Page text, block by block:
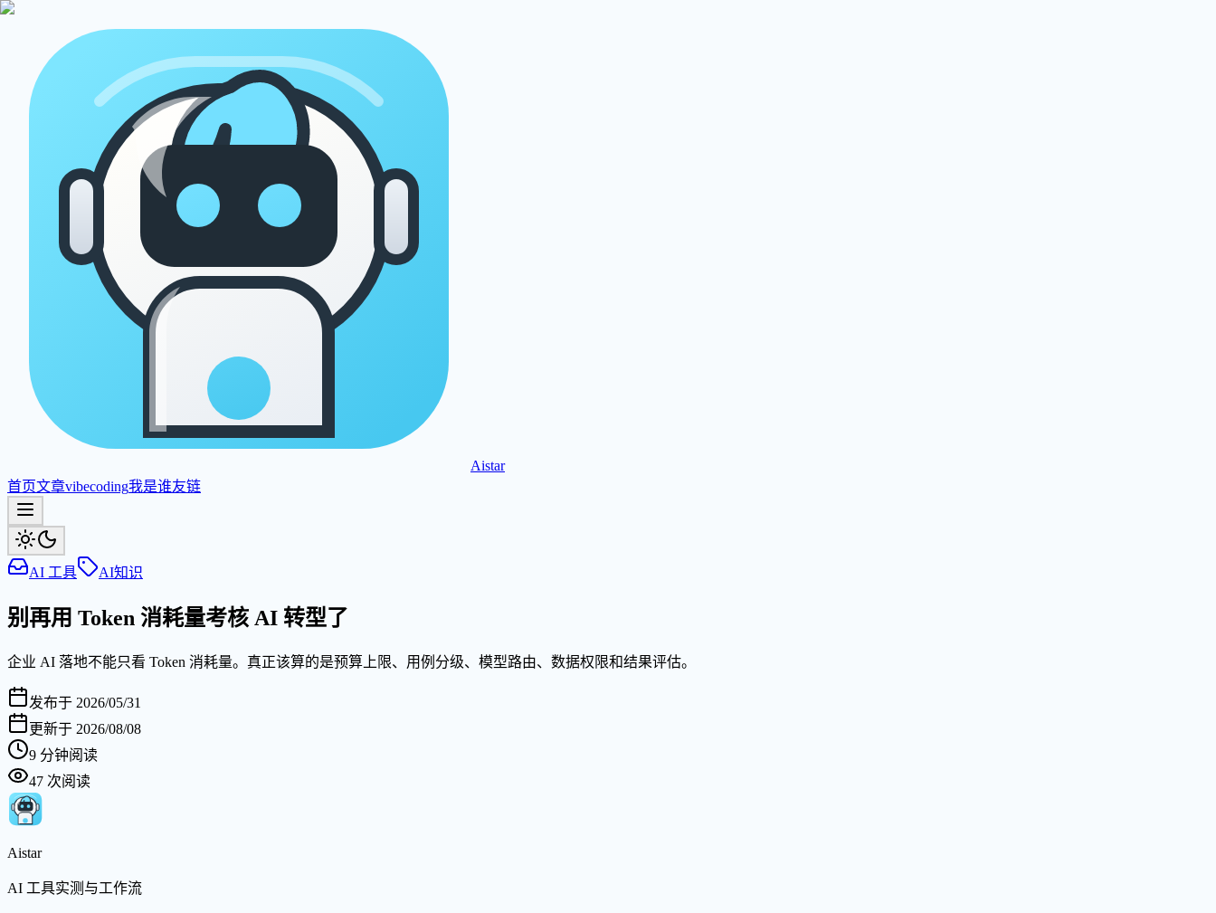
Aistar
首页文章vibecoding我是谁友链
AI 工具 AI知识
别再用 Token 消耗量考核 AI 转型了
企业 AI 落地不能只看 Token 消耗量。真正该算的是预算上限、用例分级、模型路由、数据权限和结果评估。
发布于 2026/05/31
更新于 2026/08/08
9 分钟阅读
47 次阅读
Aistar
AI 工具实测与工作流